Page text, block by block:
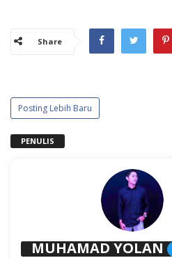
Share
Posting Lebih Baru
PENULIS
MUHAMAD YOLAN